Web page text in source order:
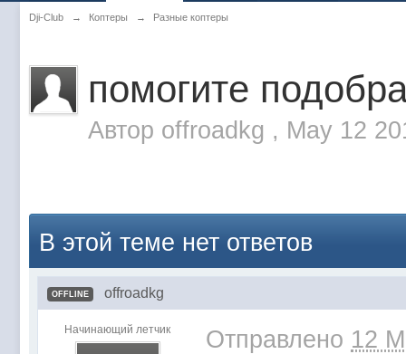
Dji-Club → Коптеры → Разные коптеры
помогите
Автор offroadkg , May 12
В этой теме нет ответов
OFFLINE offroadkg
Начинающий летчик Отправлено 12